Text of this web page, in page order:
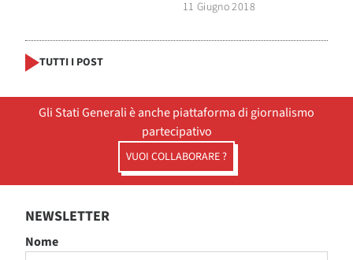
11 Giugno 2018
TUTTI I POST
Gli Stati Generali è anche piattaforma di giornalismo
partecipativo
VUOI COLLABORARE ?
NEWSLETTER
Nome